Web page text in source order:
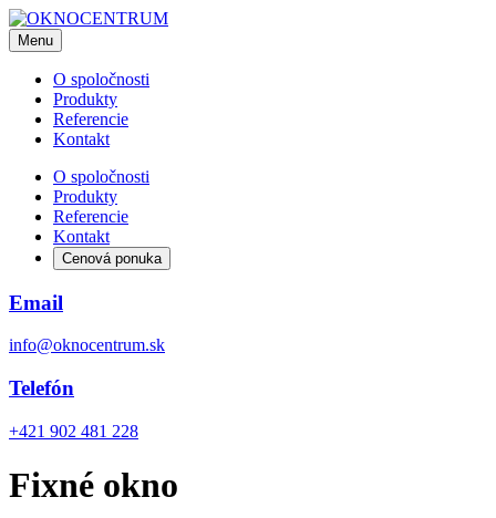
Menu
O spoločnosti
Produkty
Referencie
Kontakt
O spoločnosti
Produkty
Referencie
Kontakt
Cenová ponuka
Email
info@oknocentrum.sk
Telefón
+421 902 481 228
Fixné okno